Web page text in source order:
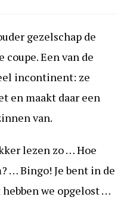
gezelschap de
Een van de
incontinent: ze
en maakt daar een
van.
lezen zo … Hoe
… Bingo! Je bent in de
we opgelost …